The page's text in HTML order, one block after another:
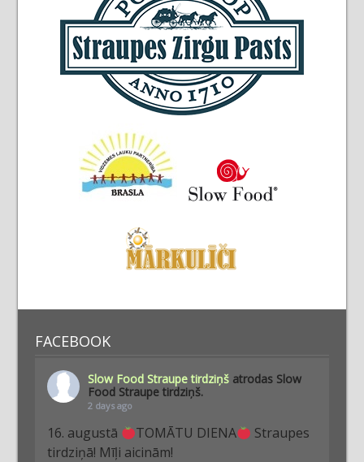
FACEBOOK
Slow Food Straupe tirdziņš atrodas Slow
Food Straupe tirdziņš.
2 days ago
16. augustā TOMĀTU DIENA
Straupes
tirdziņā! Mīļi aicinām!